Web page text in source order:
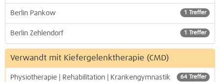
1 Treffer
Berlin Pankow
1 Treffer
Berlin Zehlendorf
Verwandt mit Kiefergelenktherapie (CMD)
64 Treffer
Physiotherapie | Rehabilitation | Krankengymnastik